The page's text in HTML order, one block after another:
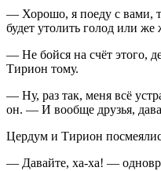
— Хорошо, я поеду с вами,
будет утолить голод или
— Не бойся на счёт этого,
Тирион тому.
— Ну, раз так, меня всё
он. — И вообще друзья,
Цердум и Тирион
— Давайте, ха-ха! —